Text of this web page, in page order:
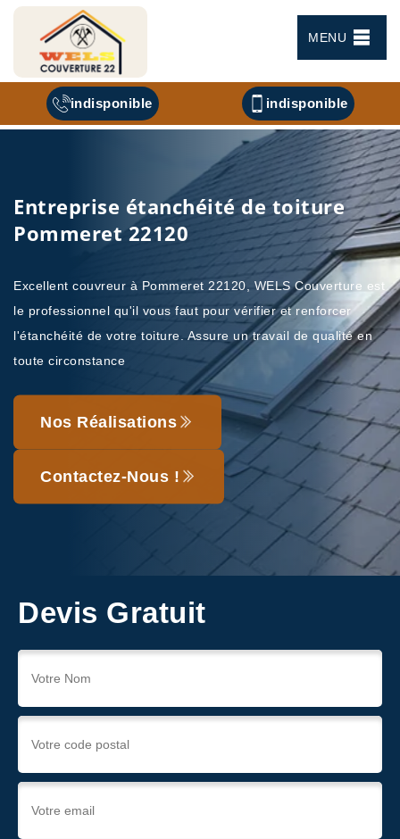
MENU
indisponible indisponible
Entreprise étanchéité de toiture
Pommeret 22120
Excellent couvreur à Pommeret 22120, WELS Couverture est
le professionnel qu'il vous faut pour vérifier et renforcer
l'étanchéité de votre toiture. Assure un travail de qualité en
toute circonstance
Nos Réalisations
Contactez-Nous !
Devis Gratuit